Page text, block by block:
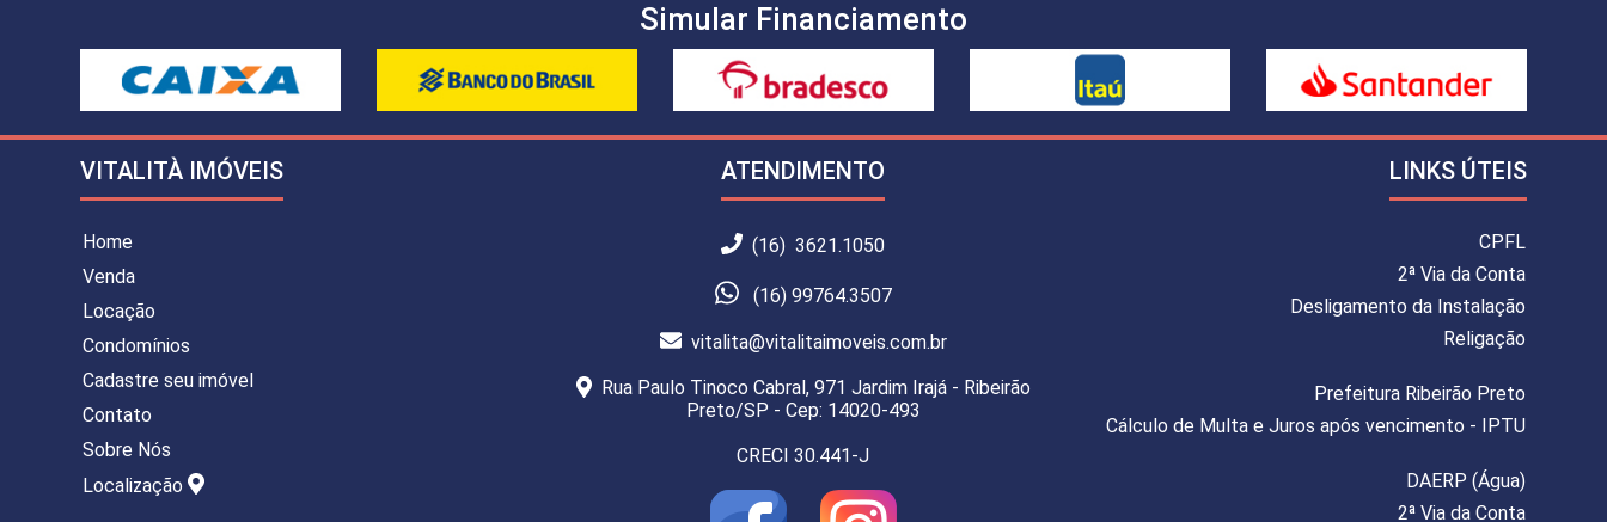
Simular Financiamento
VITALITÀ IMÓVEIS
Home
Venda
Locação
Condomínios
Cadastre seu imóvel
Contato
Sobre Nós
Localização
ATENDIMENTO
(16) 3621.1050
(16) 99764.3507
vitalita@vitalitaimoveis.com.br
Rua Paulo Tinoco Cabral, 971 Jardim Irajá - Ribeirão
Preto/SP - Cep: 14020-493
CRECI 30.441-J
LINKS ÚTEIS
CPFL
2ª Via da Conta
Desligamento da Instalação
Religação
Prefeitura Ribeirão Preto
Cálculo de Multa e Juros após vencimento - IPTU
DAERP (Água)
2ª Via da Conta